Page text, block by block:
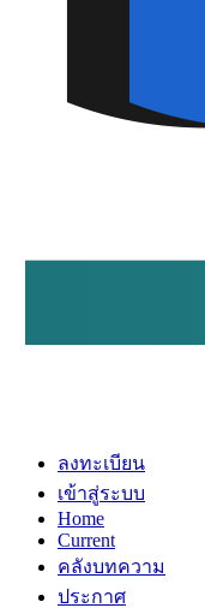
ลงทะเบียน
เข้าสู่ระบบ
Home
Current
คลังบทความ
ประกาศ